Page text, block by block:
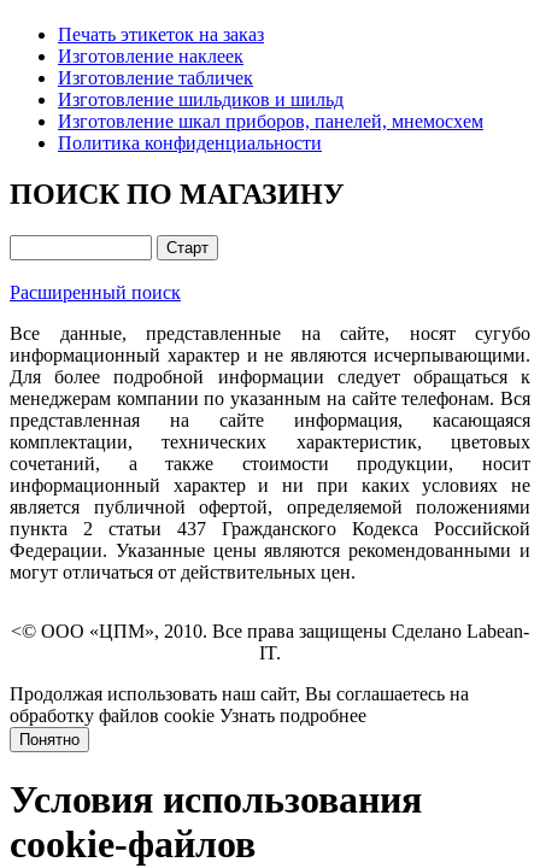
Печать этикеток на заказ
Изготовление наклеек
Изготовление табличек
Изготовление шильдиков и шильд
Изготовление шкал приборов, панелей, мнемосхем
Политика конфиденциальности
ПОИСК ПО МАГАЗИНУ
Расширенный поиск
Все данные, представленные на сайте, носят сугубо
информационный характер и не являются исчерпывающими.
Для более подробной информации следует обращаться к
менеджерам компании по указанным на сайте телефонам. Вся
представленная на сайте информация, касающаяся
комплектации, технических характеристик, цветовых
сочетаний, а также стоимости продукции, носит
информационный характер и ни при каких условиях не
является публичной офертой, определяемой положениями
пункта 2 статьи 437 Гражданского Кодекса Российской
Федерации. Указанные цены являются рекомендованными и
могут отличаться от действительных цен.
<© ООО «ЦПМ», 2010. Все права защищены Сделано Labean-
IT.
Продолжая использовать наш сайт, Вы соглашаетесь на
обработку файлов cookie Узнать подробнее
Понятно
Условия использования
cookie-файлов